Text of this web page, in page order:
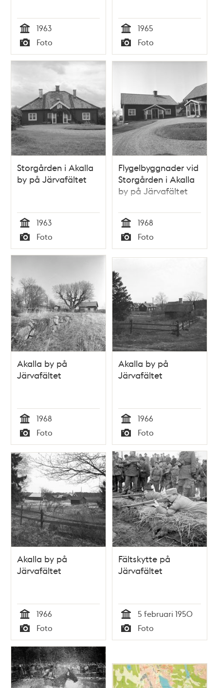
Tid
1963
Typ
Foto Tid
1965
Typ
Foto
Storgården i Akalla
by på Järvafältet
Tid
1963
Typ
Foto
Flygelbyggnader vid
Storgården i Akalla
by på Järvafältet
Tid
1968
Typ
Foto
Akalla by på
Järvafältet
Tid
1968
Typ
Foto
Akalla by på
Järvafältet
Tid
1966
Typ
Foto
Akalla by på
Järvafältet
Tid
1966
Typ
Foto
Fältskytte på
Järvafältet
Tid
5 februari 1950
Typ
Foto